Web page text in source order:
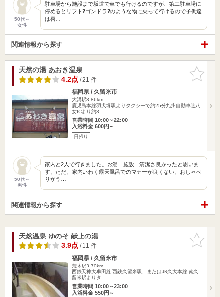
50代～
女性
駐車場から施設まで坂道で車でも行けるのですが、第二駐車場に
停めるとリフト❓ゴンドラ❓のような物に乗って行けるので子供達
は喜…
関連情報から探す
お気に入
りに追加
天然の湯 あおき温泉
4.2点/ 21 件
福岡県 / 久留米市
大溝駅3.86km
鹿児島本線羽犬塚駅よりタクシーで約25分九州自動車道八
女ICより約3…
営業時間 10:00～22:00
入浴料金 600円～
日帰り
50代～
男性
家内と2人で行きました。お湯 施設 清潔さ良かったと思いま
す、ただ、家内いわく露天風呂でのマナーが良くない、おしゃべ
りがう…
関連情報から探す
お気に入
りに追加
天然温泉 ゆのそ 献上の湯
3.9点/ 11 件
福岡県 / 久留米市
荒木駅3.70km
西鉄天神大牟田線 西鉄久留米駅、またはJR久大本線 南久
留米駅よりタ…
営業時間 10:00～23:00
入浴料金 550円～